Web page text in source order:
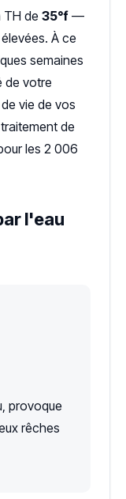
TH de 35°f —
À ce
semaines
de votre
vie de vos
de
les 2 006
l'eau
provoque
rêches